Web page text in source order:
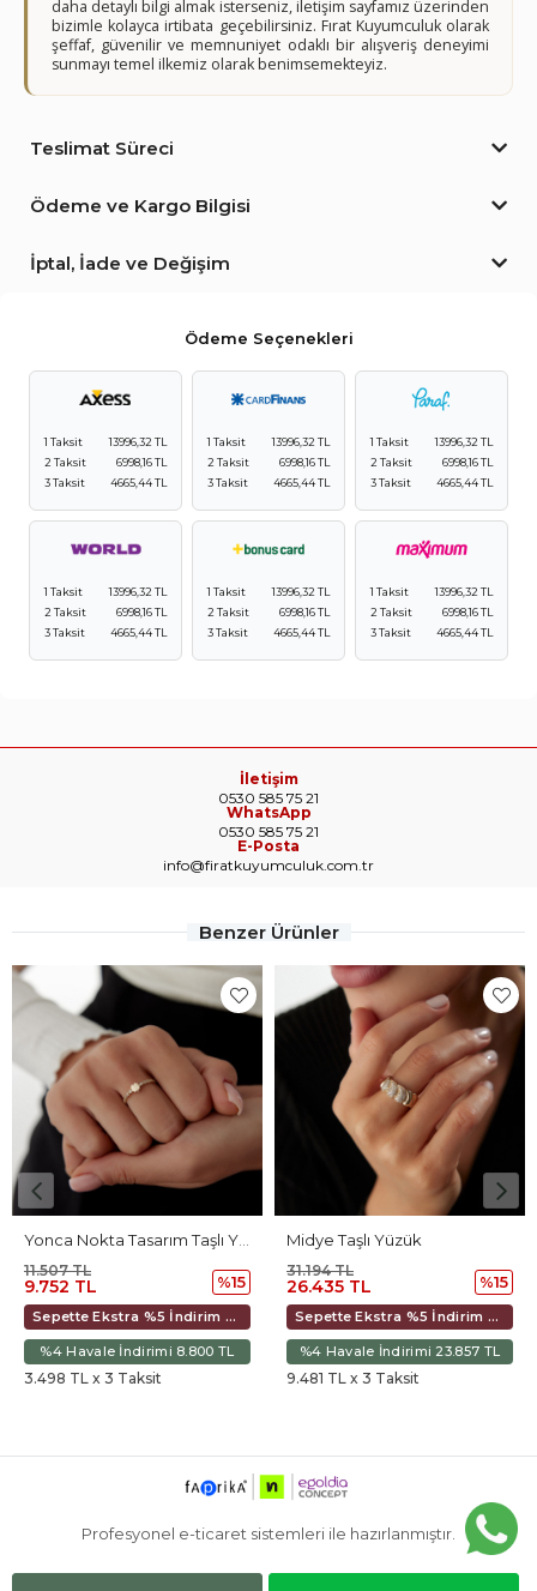
daha detaylı bilgi almak isterseniz, iletişim sayfamız üzerinden
bizimle kolayca irtibata geçebilirsiniz. Fırat Kuyumculuk olarak
şeffaf, güvenilir ve memnuniyet odaklı bir alışveriş deneyimi
sunmayı temel ilkemiz olarak benimsemekteyiz.
Teslimat Süreci
Ödeme ve Kargo Bilgisi
İptal, İade ve Değişim
Ödeme Seçenekleri
1 Taksit
13996,32 TL
2 Taksit
6998,16 TL
3 Taksit
4665,44 TL
1 Taksit
13996,32 TL
2 Taksit
6998,16 TL
3 Taksit
4665,44 TL
1 Taksit
13996,32 TL
2 Taksit
6998,16 TL
3 Taksit
4665,44 TL
1 Taksit
13996,32 TL
2 Taksit
6998,16 TL
3 Taksit
4665,44 TL
1 Taksit
13996,32 TL
2 Taksit
6998,16 TL
3 Taksit
4665,44 TL
1 Taksit
13996,32 TL
2 Taksit
6998,16 TL
3 Taksit
4665,44 TL
İletişim
0530 585 75 21
WhatsApp
0530 585 75 21
E-Posta
info@firatkuyumculuk.com.tr
Benzer Ürünler
Midye Taşlı Yüzük
26.435 TL
31.194 TL
%15
Sepette Ekstra %5 İndirim 24.851 TL
%4 Havale İndirimi 23.857 TL
9.481 TL x 3 Taksit
Mineli Kırmızı Taşlı Yüzük
41.849 TL
55.799 TL
%25
Sepette Ekstra %5 İndirim 44.452 TL
%4 Havale İndirimi 42.674 TL
15.010 TL x 3 Taksit
Profesyonel e-ticaret sistemleri ile hazırlanmıştır.